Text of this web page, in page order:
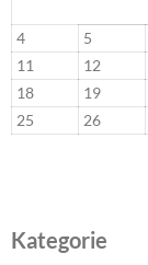
4
5
11
12
18
19
25
26
Kategorie